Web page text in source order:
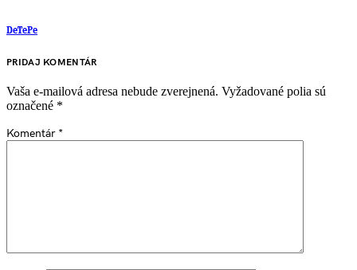
DeTePe
PRIDAJ KOMENTÁR
Vaša e-mailová adresa nebude zverejnená. Vyžadované polia sú
označené *
Komentár *